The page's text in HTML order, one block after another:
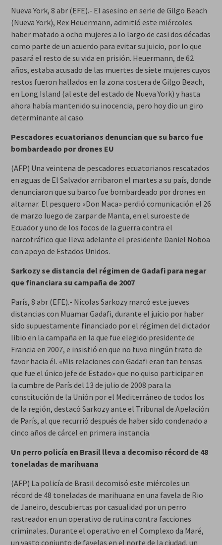
Nueva York, 8 abr (EFE).- El asesino en serie de Gilgo Beach
(Nueva York), Rex Heuermann, admitió este miércoles
haber matado a ocho mujeres a lo largo de casi dos décadas
como parte de un acuerdo para evitar su juicio, por lo que
pasará el resto de su vida en prisión. Heuermann, de 62
años, estaba acusado de las muertes de siete mujeres cuyos
restos fueron hallados en la zona costera de Gilgo Beach,
en Long Island (al este del estado de Nueva York) y hasta
ahora había mantenido su inocencia, pero hoy dio un giro
determinante al caso.
Pescadores ecuatorianos denuncian que su barco fue
bombardeado por drones EU
(AFP) Una veintena de pescadores ecuatorianos rescatados
en aguas de El Salvador arribaron el martes a su país, donde
denunciaron que su barco fue bombardeado por drones en
altamar. El pesquero «Don Maca» perdió comunicación el 26
de marzo luego de zarpar de Manta, en el suroeste de
Ecuador y uno de los focos de la guerra contra el
narcotráfico que lleva adelante el presidente Daniel Noboa
con apoyo de Estados Unidos.
Sarkozy se distancia del régimen de Gadafi para negar
que financiara su campaña de 2007
París, 8 abr (EFE).- Nicolas Sarkozy marcó este jueves
distancias con Muamar Gadafi, durante el juicio por haber
sido supuestamente financiado por el régimen del dictador
libio en la campaña en la que fue elegido presidente de
Francia en 2007, e insistió en que no tuvo ningún trato de
favor hacia él. «Mis relaciones con Gadafi eran tan tensas
que fue el único jefe de Estado» que no quiso participar en
la cumbre de París del 13 de julio de 2008 para la
constitución de la Unión por el Mediterráneo de todos los
de la región, destacó Sarkozy ante el Tribunal de Apelación
de París, al que recurrió después de haber sido condenado a
cinco años de cárcel en primera instancia.
Un perro policía en Brasil lleva a decomiso récord de 48
toneladas de marihuana
(AFP) La policía de Brasil decomisó este miércoles un
récord de 48 toneladas de marihuana en una favela de Rio
de Janeiro, descubiertas por casualidad por un perro
rastreador en un operativo de rutina contra facciones
criminales. Durante el operativo en el Complexo da Maré,
un vasto conjunto de favelas en el norte de la ciudad, un